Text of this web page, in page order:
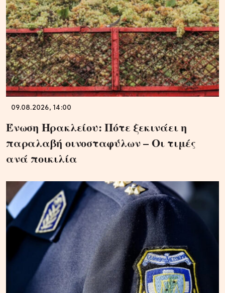
09.08.2026, 14:00
Ένωση Ηρακλείου: Πότε ξεκινάει η
παραλαβή οινοσταφύλων – Οι τιμές
ανά ποικιλία